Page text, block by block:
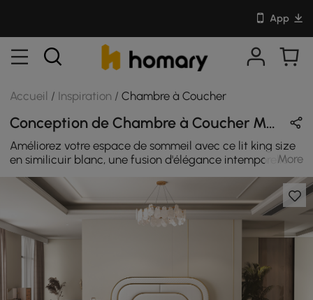
App
Accueil / Inspiration /Chambre à Coucher
Conception de Chambre à Coucher Moderne en Blanc & Or avec Métal / Velours / En Bois
Améliorez votre espace de sommeil avec ce lit king size
en similicuir blanc, une fusion d'élégance intemporelle et
de confort moderne qui redéfinit votre expérience de
chambre à coucher. Ce superbe ensemble de vanité fait
également office de commode polyvalente et de bureau
élégant, offrant le meilleur des deux mondes. Que vous
vous prépariez pour une sortie nocturne ou que vous
travailliez sur vos compétences en maquillage, cette
combinaison vous garantit commodité et efficacité.
More